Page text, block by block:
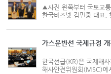
▲사진 왼쪽부터 국토교
한국비즈넷 김민중 대표,
고도화한 노력을 인정받
한국로지스틱스학회가 주
가스운반선 국제규정
한국선급(KR)은 국제해
해사안전위원회(MSC)에